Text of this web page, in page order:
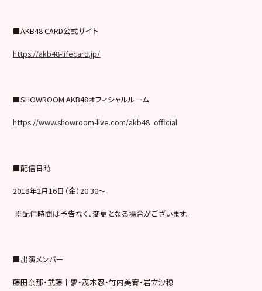
■AKB48 CARD公式サイト
https://akb48-lifecard.jp/
■SHOWROOM AKB48オフィシャルルーム
https://www.showroom-live.com/akb48_official
■配信日時
2018年2月16日（金）20:30～
※配信時間は予告なく、変更となる場合がございます。
■出演メンバー
藤田奈那・武藤十夢・茂木忍・竹内美宥・岩立沙穂